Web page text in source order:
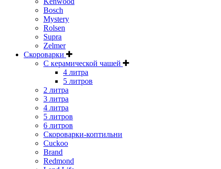
Bosch
Mystery
Rolsen
Supra
Zelmer
Скороварки
С керамической чашей
4 литра
5 литров
2 литра
3 литра
4 литра
5 литров
6 литров
Скороварки-коптильни
Cuckoo
Brand
Redmond